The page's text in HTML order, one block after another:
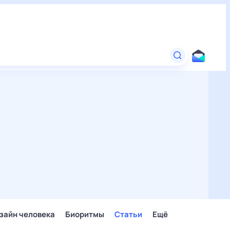
человека Биоритмы Статьи Ещё